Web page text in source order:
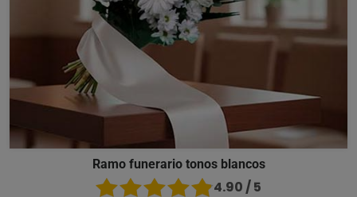
Ramo funerario tonos blancos
4.90 / 5